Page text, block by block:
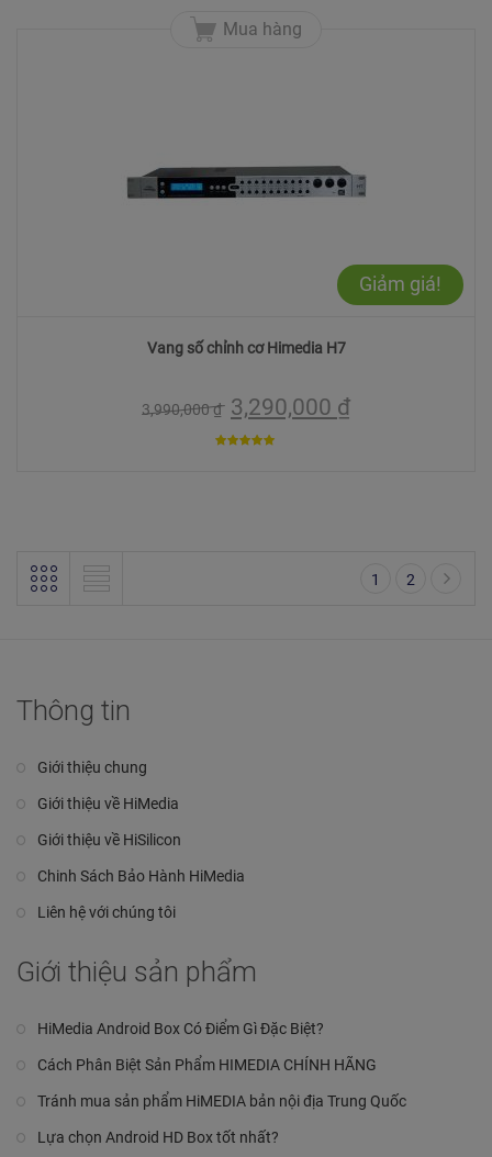
Mua hàng
Giảm giá!
Vang số chỉnh cơ Himedia H7
3,990,000₫ 3,290,000 ₫
1 2
Thông tin
Giới thiệu chung
Giới thiệu về HiMedia
Giới thiệu về HiSilicon
Chinh Sách Bảo Hành HiMedia
Liên hệ với chúng tôi
Giới thiệu sản phẩm
HiMedia Android Box Có Điểm Gì Đặc Biệt?
Cách Phân Biệt Sản Phẩm HIMEDIA CHÍNH HÃNG
Tránh mua sản phẩm HiMEDIA bản nội địa Trung Quốc
Lựa chọn Android HD Box tốt nhất?